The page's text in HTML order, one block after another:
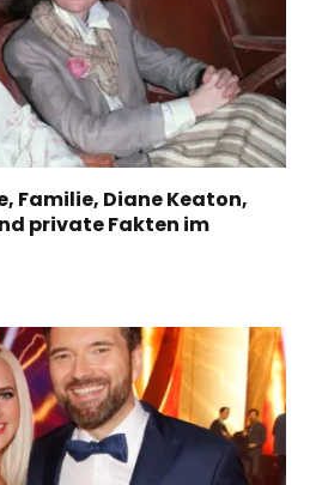
Familie, Diane Keaton,
private Fakten im